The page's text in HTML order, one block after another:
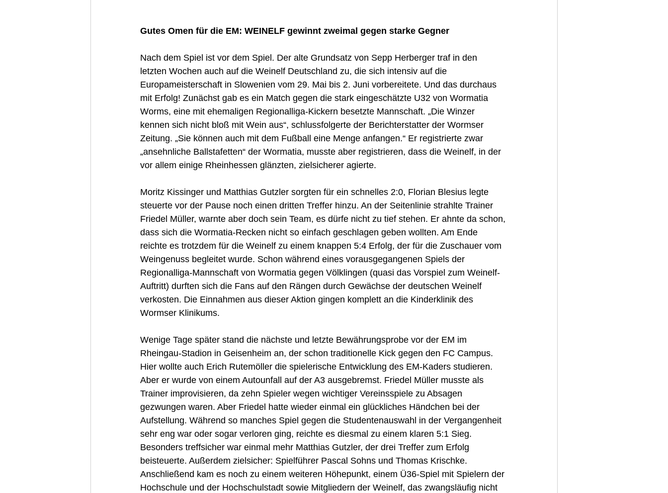
Gutes Omen für die EM: WEINELF gewinnt zweimal gegen starke Gegner
Nach dem Spiel ist vor dem Spiel. Der alte Grundsatz von Sepp Herberger traf in den
letzten Wochen auch auf die Weinelf Deutschland zu, die sich intensiv auf die
Europameisterschaft in Slowenien vom 29. Mai bis 2. Juni vorbereitete. Und das durchaus
mit Erfolg! Zunächst gab es ein Match gegen die stark eingeschätzte U32 von Wormatia
Worms, eine mit ehemaligen Regionalliga-Kickern besetzte Mannschaft. „Die Winzer
kennen sich nicht bloß mit Wein aus“, schlussfolgerte der Berichterstatter der Wormser
Zeitung. „Sie können auch mit dem Fußball eine Menge anfangen.“ Er registrierte zwar
„ansehnliche Ballstafetten“ der Wormatia, musste aber registrieren, dass die Weinelf, in der
vor allem einige Rheinhessen glänzten, zielsicherer agierte.
Moritz Kissinger und Matthias Gutzler sorgten für ein schnelles 2:0, Florian Blesius legte
steuerte vor der Pause noch einen dritten Treffer hinzu. An der Seitenlinie strahlte Trainer
Friedel Müller, warnte aber doch sein Team, es dürfe nicht zu tief stehen. Er ahnte da schon,
dass sich die Wormatia-Recken nicht so einfach geschlagen geben wollten. Am Ende
reichte es trotzdem für die Weinelf zu einem knappen 5:4 Erfolg, der für die Zuschauer vom
Weingenuss begleitet wurde. Schon während eines vorausgegangenen Spiels der
Regionalliga-Mannschaft von Wormatia gegen Völklingen (quasi das Vorspiel zum Weinelf-
Auftritt) durften sich die Fans auf den Rängen durch Gewächse der deutschen Weinelf
verkosten. Die Einnahmen aus dieser Aktion gingen komplett an die Kinderklinik des
Wormser Klinikums.
Wenige Tage später stand die nächste und letzte Bewährungsprobe vor der EM im
Rheingau-Stadion in Geisenheim an, der schon traditionelle Kick gegen den FC Campus.
Hier wollte auch Erich Rutemöller die spielerische Entwicklung des EM-Kaders studieren.
Aber er wurde von einem Autounfall auf der A3 ausgebremst. Friedel Müller musste als
Trainer improvisieren, da zehn Spieler wegen wichtiger Vereinsspiele zu Absagen
gezwungen waren. Aber Friedel hatte wieder einmal ein glückliches Händchen bei der
Aufstellung. Während so manches Spiel gegen die Studentenauswahl in der Vergangenheit
sehr eng war oder sogar verloren ging, reichte es diesmal zu einem klaren 5:1 Sieg.
Besonders treffsicher war einmal mehr Matthias Gutzler, der drei Treffer zum Erfolg
beisteuerte. Außerdem zielsicher: Spielführer Pascal Sohns und Thomas Krischke.
Anschließend kam es noch zu einem weiteren Höhepunkt, einem Ü36-Spiel mit Spielern der
Hochschule und der Hochschulstadt sowie Mitgliedern der Weinelf, das zwangsläufig nicht